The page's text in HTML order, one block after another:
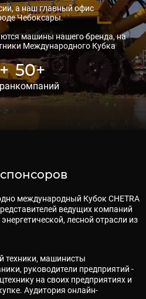
а наш главный офис
Чебоксары.
машины нашего бренда, на
Международного Кубка
50+
компаний
международный Кубок CHETRA
ведущих компаний
лесной отрасли из
техники, машинисты
руководители предприятий -
на своих предприятиях и
Аудитория онлайн-